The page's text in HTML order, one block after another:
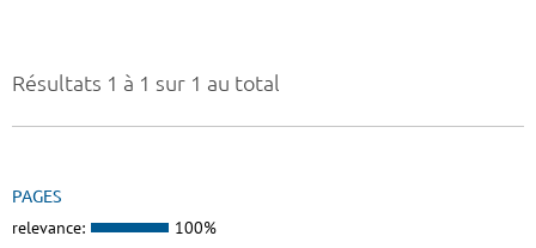
Résultats 1 à 1 sur 1 au total
PAGES
relevance: 100%